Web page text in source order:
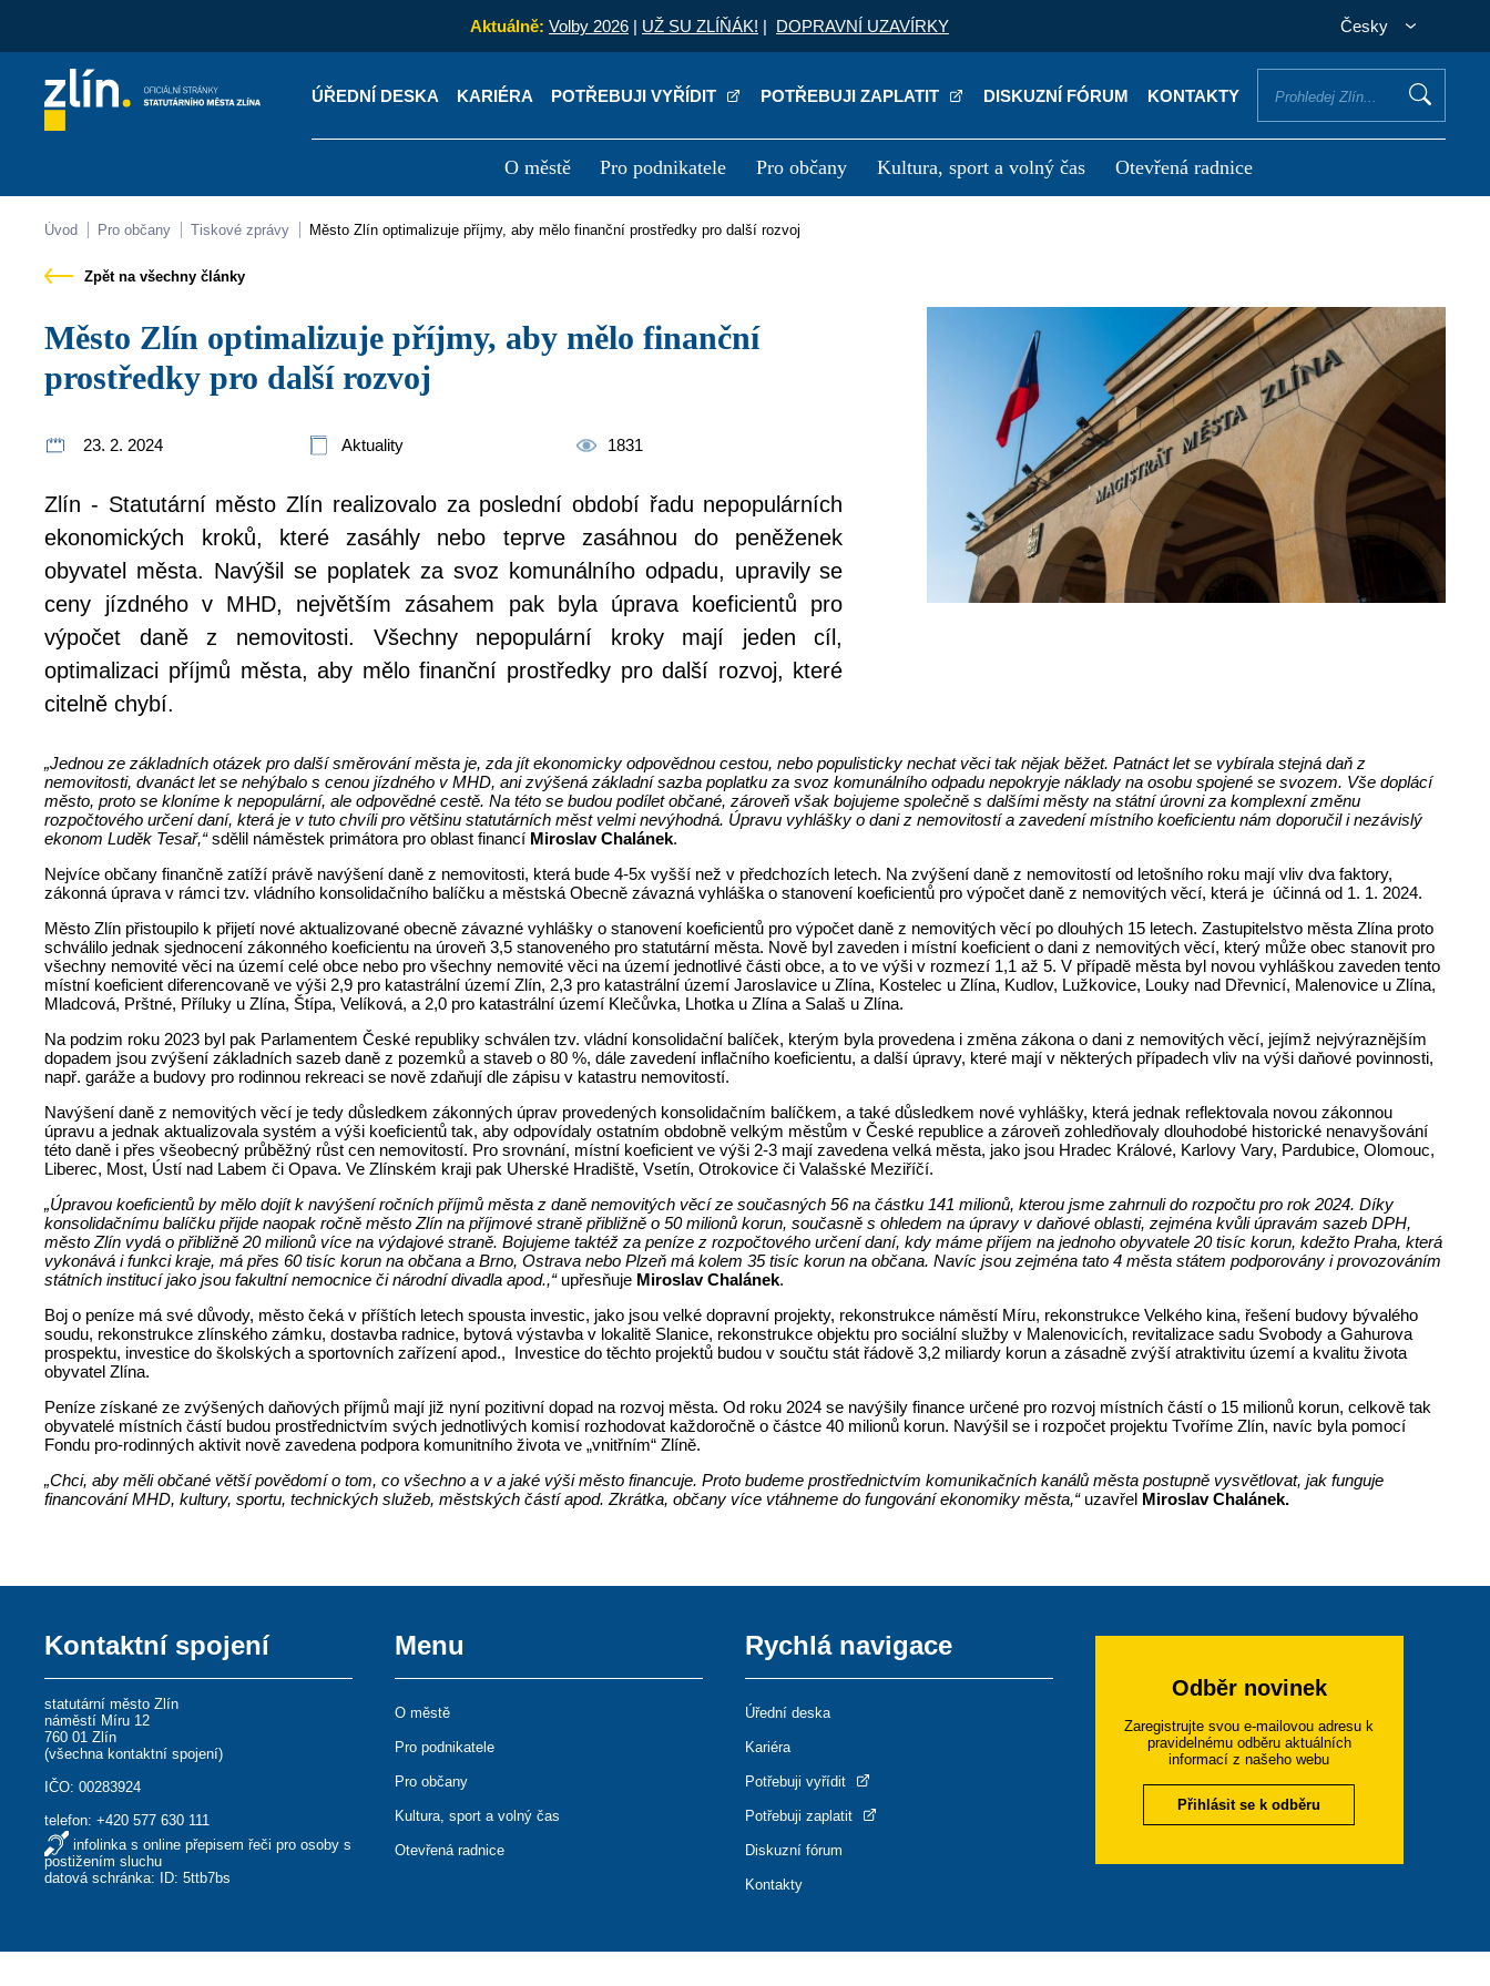
Aktuálně: Volby 2026 | UŽ SU ZLÍŇÁK! | DOPRAVNÍ UZAVÍRKY Česky
ÚŘEDNÍ DESKA KARIÉRA POTŘEBUJI VYŘÍDIT POTŘEBUJI ZAPLATIT DISKUZNÍ FÓRUM KONTAKTY
O městě Pro podnikatele Pro občany Kultura, sport a volný čas Otevřená radnice
Kontakty Úřední deska Kariéra
Úvod Pro občany Tiskové zprávy Město Zlín optimalizuje příjmy, aby mělo finanční prostředky pro další rozvoj
Zpět na všechny články
Město Zlín optimalizuje příjmy, aby mělo finanční
prostředky pro další rozvoj
23. 2. 2024 Aktuality 1831
Zlín - Statutární město Zlín realizovalo za poslední období řadu nepopulárních
ekonomických kroků, které zasáhly nebo teprve zasáhnou do peněženek
obyvatel města. Navýšil se poplatek za svoz komunálního odpadu, upravily se
ceny jízdného v MHD, největším zásahem pak byla úprava koeficientů pro
výpočet daně z nemovitosti. Všechny nepopulární kroky mají jeden cíl,
optimalizaci příjmů města, aby mělo finanční prostředky pro další rozvoj, které
citelně chybí.
„Jednou ze základních otázek pro další směrování města je, zda jít ekonomicky odpovědnou cestou, nebo populisticky nechat věci tak nějak běžet. Patnáct let se vybírala stejná daň z
nemovitosti, dvanáct let se nehýbalo s cenou jízdného v MHD, ani zvýšená základní sazba poplatku za svoz komunálního odpadu nepokryje náklady na osobu spojené se svozem. Vše doplácí
město, proto se kloníme k nepopulární, ale odpovědné cestě. Na této se budou podílet občané, zároveň však bojujeme společně s dalšími městy na státní úrovni za komplexní změnu
rozpočtového určení daní, která je v tuto chvíli pro většinu statutárních měst velmi nevýhodná. Úpravu vyhlášky o dani z nemovitostí a zavedení místního koeficientu nám doporučil i nezávislý
ekonom Luděk Tesař,“sdělil náměstek primátora pro oblast financí Miroslav Chalánek.
Nejvíce občany finančně zatíží právě navýšení daně z nemovitosti, která bude 4-5x vyšší než v předchozích letech. Na zvýšení daně z nemovitostí od letošního roku mají vliv dva faktory,
zákonná úprava v rámci tzv. vládního konsolidačního balíčku a městská Obecně závazná vyhláška o stanovení koeficientů pro výpočet daně z nemovitých věcí, která je účinná od 1. 1. 2024.
Město Zlín přistoupilo k přijetí nové aktualizované obecně závazné vyhlášky o stanovení koeficientů pro výpočet daně z nemovitých věcí po dlouhých 15 letech. Zastupitelstvo města Zlína proto
schválilo jednak sjednocení zákonného koeficientu na úroveň 3,5 stanoveného pro statutární města. Nově byl zaveden i místní koeficient o dani z nemovitých věcí, který může obec stanovit pro
všechny nemovité věci na území celé obce nebo pro všechny nemovité věci na území jednotlivé části obce, a to ve výši v rozmezí 1,1 až 5. V případě města byl novou vyhláškou zaveden tento
místní koeficient diferencovaně ve výši 2,9 pro katastrální území Zlín, 2,3 pro katastrální území Jaroslavice u Zlína, Kostelec u Zlína, Kudlov, Lužkovice, Louky nad Dřevnicí, Malenovice u Zlína,
Mladcová, Prštné, Příluky u Zlína, Štípa, Velíková, a 2,0 pro katastrální území Klečůvka, Lhotka u Zlína a Salaš u Zlína.
Na podzim roku 2023 byl pak Parlamentem České republiky schválen tzv. vládní konsolidační balíček, kterým byla provedena i změna zákona o dani z nemovitých věcí, jejímž nejvýraznějším
dopadem jsou zvýšení základních sazeb daně z pozemků a staveb o 80 %, dále zavedení inflačního koeficientu, a další úpravy, které mají v některých případech vliv na výši daňové povinnosti,
např. garáže a budovy pro rodinnou rekreaci se nově zdaňují dle zápisu v katastru nemovitostí.
Navýšení daně z nemovitých věcí je tedy důsledkem zákonných úprav provedených konsolidačním balíčkem, a také důsledkem nové vyhlášky, která jednak reflektovala novou zákonnou
úpravu a jednak aktualizovala systém a výši koeficientů tak, aby odpovídaly ostatním obdobně velkým městům v České republice a zároveň zohledňovaly dlouhodobé historické nenavyšování
této daně i přes všeobecný průběžný růst cen nemovitostí. Pro srovnání, místní koeficient ve výši 2-3 mají zavedena velká města, jako jsou Hradec Králové, Karlovy Vary, Pardubice, Olomouc,
Liberec, Most, Ústí nad Labem či Opava. Ve Zlínském kraji pak Uherské Hradiště, Vsetín, Otrokovice či Valašské Meziříčí.
„Úpravou koeficientů by mělo dojít k navýšení ročních příjmů města z daně nemovitých věcí ze současných 56 na částku 141 milionů, kterou jsme zahrnuli do rozpočtu pro rok 2024. Díky
konsolidačnímu balíčku přijde naopak ročně město Zlín na příjmové straně přibližně o 50 milionů korun, současně s ohledem na úpravy v daňové oblasti, zejména kvůli úpravám sazeb DPH,
město Zlín vydá o přibližně 20 milionů více na výdajové straně. Bojujeme taktéž za peníze z rozpočtového určení daní, kdy máme příjem na jednoho obyvatele 20 tisíc korun, kdežto Praha, která
vykonává i funkci kraje, má přes 60 tisíc korun na občana a Brno, Ostrava nebo Plzeň má kolem 35 tisíc korun na občana. Navíc jsou zejména tato 4 města státem podporovány i provozováním
státních institucí jako jsou fakultní nemocnice či národní divadla apod.,“upřesňuje Miroslav Chalánek.
Boj o peníze má své důvody, město čeká v příštích letech spousta investic, jako jsou velké dopravní projekty, rekonstrukce náměstí Míru, rekonstrukce Velkého kina, řešení budovy bývalého
soudu, rekonstrukce zlínského zámku, dostavba radnice, bytová výstavba v lokalitě Slanice, rekonstrukce objektu pro sociální služby v Malenovicích, revitalizace sadu Svobody a Gahurova
prospektu, investice do školských a sportovních zařízení apod., Investice do těchto projektů budou v součtu stát řádově 3,2 miliardy korun a zásadně zvýší atraktivitu území a kvalitu života
obyvatel Zlína.
Peníze získané ze zvýšených daňových příjmů mají již nyní pozitivní dopad na rozvoj města. Od roku 2024 se navýšily finance určené pro rozvoj místních částí o 15 milionů korun, celkově tak
obyvatelé místních částí budou prostřednictvím svých jednotlivých komisí rozhodovat každoročně o částce 40 milionů korun. Navýšil se i rozpočet projektu Tvoříme Zlín, navíc byla pomocí
Fondu pro-rodinných aktivit nově zavedena podpora komunitního života ve „vnitřním“ Zlíně.
„Chci, aby měli občané větší povědomí o tom, co všechno a v a jaké výši město financuje. Proto budeme prostřednictvím komunikačních kanálů města postupně vysvětlovat, jak funguje
financování MHD, kultury, sportu, technických služeb, městských částí apod. Zkrátka, občany více vtáhneme do fungování ekonomiky města,“uzavřel Miroslav Chalánek.
Kontaktní spojení
statutární město Zlín
náměstí Míru 12
760 01 Zlín
(všechna kontaktní spojení)
IČO: 00283924
telefon:+420 577 630 111
infolinka s online přepisem řeči pro osoby s
postižením sluchu
datová schránka: ID: 5ttb7bs
Menu
O městě
Pro podnikatele
Pro občany
Kultura, sport a volný čas
Otevřená radnice
Rychlá navigace
Úřední deska
Kariéra
Potřebuji vyřídit
Potřebuji zaplatit
Diskuzní fórum
Kontakty
Odběr novinek
Zaregistrujte svou e-mailovou adresu k
pravidelnému odběru aktuálních
informací z našeho webu
Přihlásit se k odběru